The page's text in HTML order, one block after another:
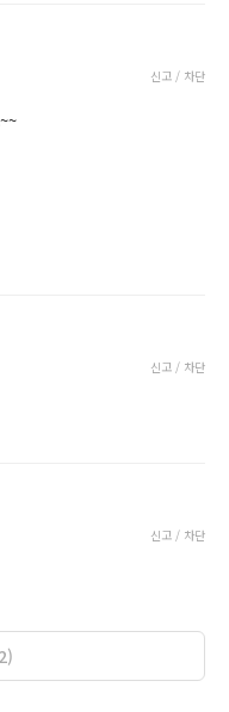
신고 / 차단
신고 / 차단
신고 / 차단